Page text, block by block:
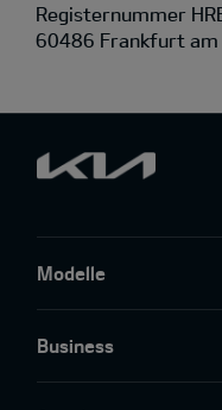
Registernummer
60486 Frankfurt am
Modelle
Business